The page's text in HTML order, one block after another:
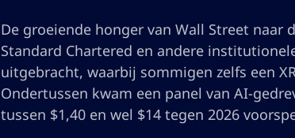
De groeiende honger van Wall Street
Standard Chartered en andere
uitgebracht, waarbij sommigen zelfs een
Ondertussen kwam een panel van AI-
tussen $1,40 en wel $14 tegen 2026